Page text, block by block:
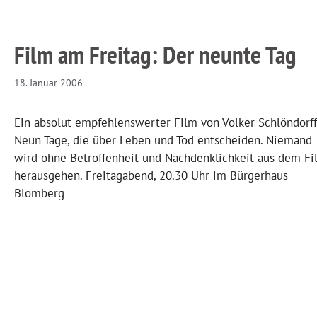
Film am Freitag: Der neunte Tag
18. Januar 2006
Ein absolut empfehlenswerter Film von Volker
Neun Tage, die über Leben und Tod entscheiden. Niemand
wird ohne Betroffenheit und Nachdenklichkeit aus dem
herausgehen. Freitagabend, 20.30 Uhr im Bürgerhaus
Blomberg